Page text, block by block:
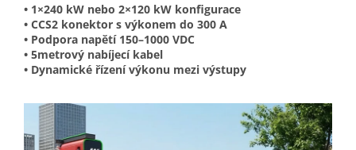
• 1×240 kW nebo 2×120 kW konfigurace
• CCS2 konektor s výkonem do 300 A
• Podpora napětí 150–1000 VDC
• 5metrový nabíjecí kabel
• Dynamické řízení výkonu mezi výstupy